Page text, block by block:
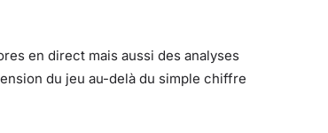
en direct mais aussi des analyses
du jeu au-delà du simple chiffre